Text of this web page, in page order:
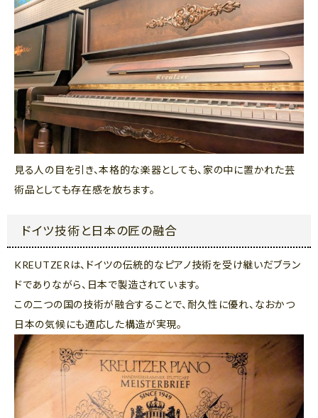
見る人の目を引き、本格的な楽器としても、家の中に置かれた芸
術品としても存在感を放ちます。
ドイツ技術と日本の匠の融合
KREUTZERは、ドイツの伝統的なピアノ技術を受け継いだブラン
ドでありながら、日本で製造されています。
この二つの国の技術が融合することで、耐久性に優れ、なおかつ
日本の気候にも適応した構造が実現。